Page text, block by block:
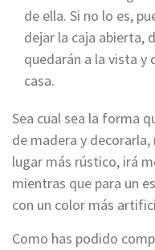
de ella. Si no lo es,
dejar la caja abierta,
quedarán a la vista y
casa.
Sea cual sea la forma
de madera y decorarla,
lugar más rústico, irá
mientras que para un
con un color más
Como has podido